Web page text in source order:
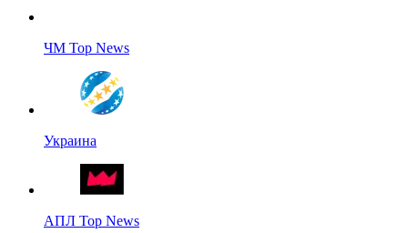
ЧМ Top News
Украина
АПЛ Top News